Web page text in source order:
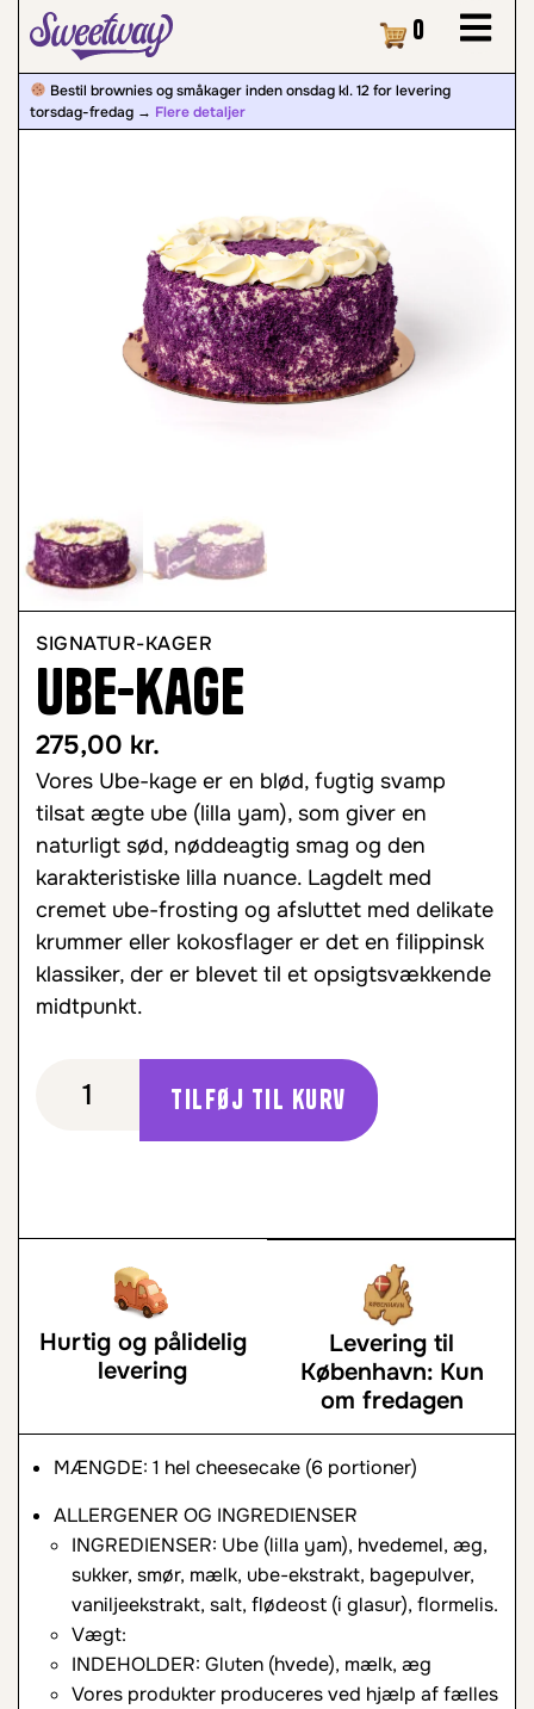
Kurv
0
Bestil brownies og småkager inden onsdag kl. 12 for levering
torsdag-fredag ​​→ Flere detaljer
SIGNATUR-KAGER
Ube-kage
275,00 kr.
Vores Ube-kage er en blød, fugtig svamp
tilsat ægte ube (lilla yam), som giver en
naturligt sød, nøddeagtig smag og den
karakteristiske lilla nuance. Lagdelt med
cremet ube-frosting og afsluttet med delikate
krummer eller kokosflager er det en filippinsk
klassiker, der er blevet til et opsigtsvækkende
midtpunkt.
Tilføj til kurv
Hurtig og pålidelig
levering
Levering til
København: Kun
om fredagen
MÆNGDE: 1 hel cheesecake (6 portioner)
ALLERGENER OG INGREDIENSER
INGREDIENSER: Ube (lilla yam), hvedemel, æg,
sukker, smør, mælk, ube-ekstrakt, bagepulver,
vaniljeekstrakt, salt, flødeost (i glasur), flormelis.
Vægt:
INDEHOLDER: Gluten (hvede), mælk, æg
Vores produkter produceres ved hjælp af fælles